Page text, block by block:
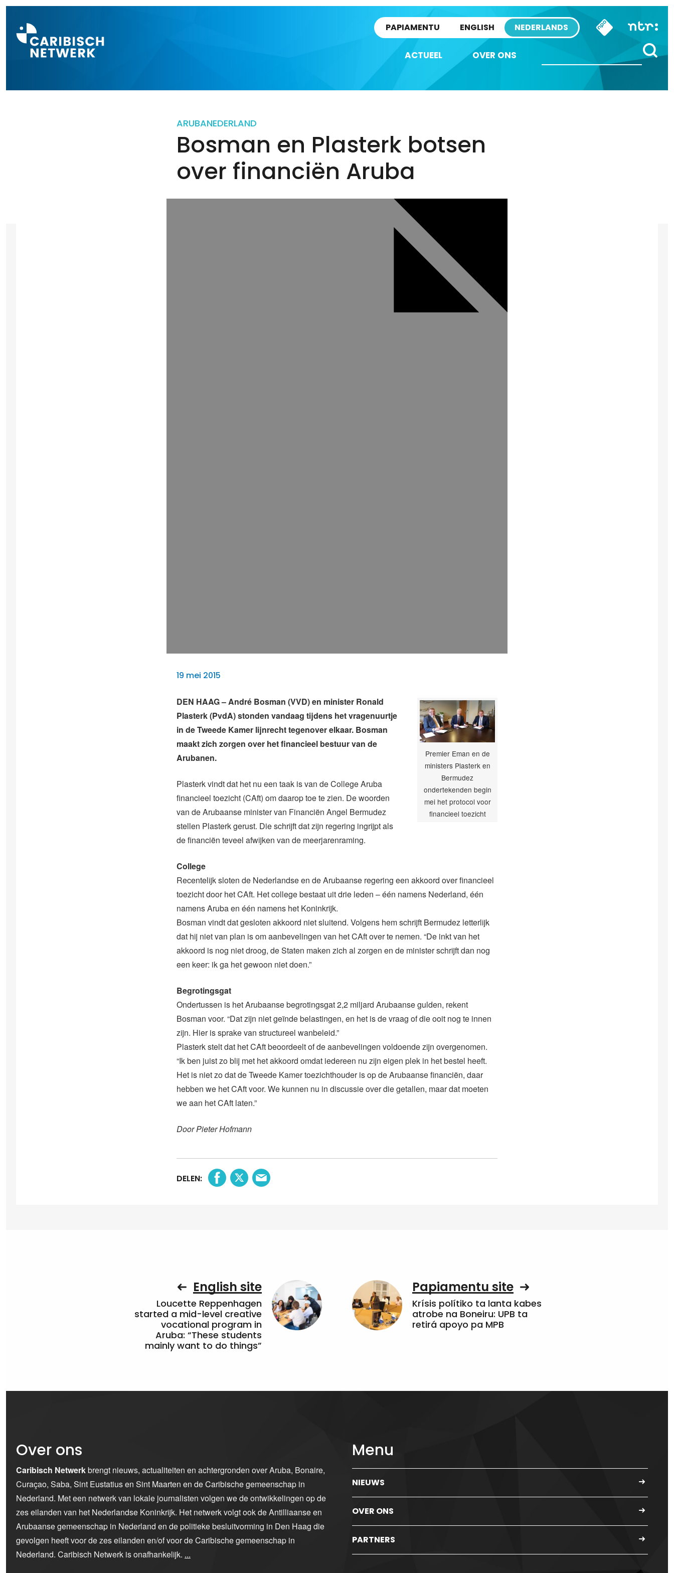
PAPIAMENTU ENGLISH NEDERLANDS
ACTUEEL OVER ONS
ARUBANEDERLAND
Bosman en Plasterk botsen
over financiën Aruba
19 mei 2015
Premier Eman en de
ministers Plasterk en
Bermudez
ondertekenden begin
mei het protocol voor
financieel toezicht
DEN HAAG – André Bosman (VVD) en minister Ronald
Plasterk (PvdA) stonden vandaag tijdens het vragenuurtje
in de Tweede Kamer lijnrecht tegenover elkaar. Bosman
maakt zich zorgen over het financieel bestuur van de
Arubanen.
Plasterk vindt dat het nu een taak is van de College Aruba
financieel toezicht (CAft) om daarop toe te zien. De woorden
van de Arubaanse minister van Financiën Angel Bermudez
stellen Plasterk gerust. Die schrijft dat zijn regering ingrijpt als
de financiën teveel afwijken van de meerjarenraming.
College
Recentelijk sloten de Nederlandse en de Arubaanse regering een akkoord over financieel
toezicht door het CAft. Het college bestaat uit drie leden – één namens Nederland, één
namens Aruba en één namens het Koninkrijk.
Bosman vindt dat gesloten akkoord niet sluitend. Volgens hem schrijft Bermudez letterlijk
dat hij niet van plan is om aanbevelingen van het CAft over te nemen. “De inkt van het
akkoord is nog niet droog, de Staten maken zich al zorgen en de minister schrijft dan nog
een keer: ik ga het gewoon niet doen.”
Begrotingsgat
Ondertussen is het Arubaanse begrotingsgat 2,2 miljard Arubaanse gulden, rekent
Bosman voor. “Dat zijn niet geïnde belastingen, en het is de vraag of die ooit nog te innen
zijn. Hier is sprake van structureel wanbeleid.”
Plasterk stelt dat het CAft beoordeelt of de aanbevelingen voldoende zijn overgenomen.
“Ik ben juist zo blij met het akkoord omdat iedereen nu zijn eigen plek in het bestel heeft.
Het is niet zo dat de Tweede Kamer toezichthouder is op de Arubaanse financiën, daar
hebben we het CAft voor. We kunnen nu in discussie over die getallen, maar dat moeten
we aan het CAft laten.”
Door Pieter Hofmann
DELEN:
English site
Loucette Reppenhagen
started a mid-level creative
vocational program in
Aruba: “These students
mainly want to do things”
Papiamentu site
Krísis polítiko ta lanta kabes
atrobe na Boneiru: UPB ta
retirá apoyo pa MPB
Over ons
Caribisch Netwerkbrengt nieuws, actualiteiten en achtergronden over Aruba, Bonaire,
Curaçao, Saba, Sint Eustatius en Sint Maarten en de Caribische gemeenschap in
Nederland. Met een netwerk van lokale journalisten volgen we de ontwikkelingen op de
zes eilanden van het Nederlandse Koninkrijk. Het netwerk volgt ook de Antilliaanse en
Arubaanse gemeenschap in Nederland en de politieke besluitvorming in Den Haag die
gevolgen heeft voor de zes eilanden en/of voor de Caribische gemeenschap in
Nederland. Caribisch Netwerk is onafhankelijk. ...
Menu
NIEUWS
OVER ONS
PARTNERS